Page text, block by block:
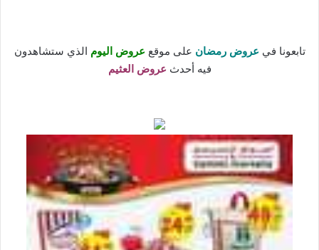
تابعونا في عروض رمضان على موقع عروض اليوم الذي ستشاهدون
فيه أحدث عروض العثيم